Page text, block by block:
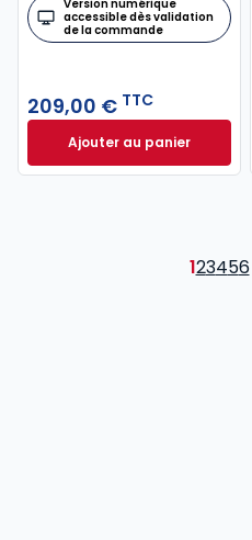
Version numérique
accessible dès validation
de la commande
209,00 € TTC
Ajouter au panier
Mémento Baux
123456